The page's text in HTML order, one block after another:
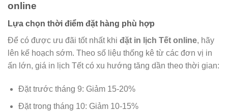
online
Lựa chọn thời điểm đặt hàng phù hợp
Để có được ưu đãi tốt nhất khi đặt in lịch Tết online, hãy
lên kế hoạch sớm. Theo số liệu thống kê từ các đơn vị in
ấn lớn, giá in lịch Tết có xu hướng tăng dần theo thời gian:
Đặt trước tháng 9: Giảm 15-20%
Đặt trong tháng 10: Giảm 10-15%